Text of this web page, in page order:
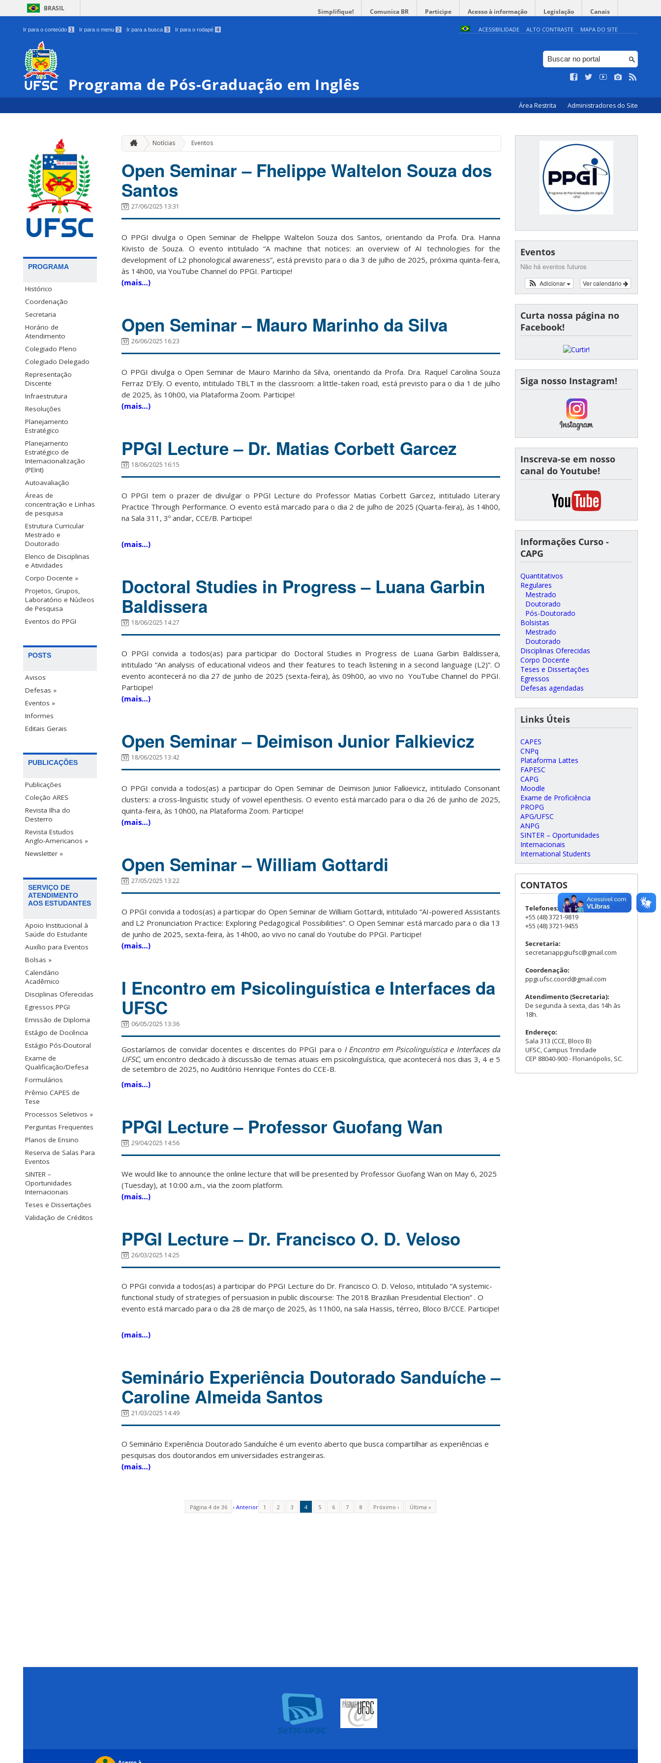
BRASIL Simplifique! Comunica BR Participe Acesso à informação Legislação Canais
Ir para o conteúdo 1 Ir para o menu 2 Ir para a busca 3 Ir para o rodapé 4 ACESSIBILIDADE ALTO CONTRASTE MAPA DO SITE
Programa de Pós-Graduação em Inglês
Área Restrita Administradores do Site
PROGRAMA
Histórico
Coordenação
Secretaria
Horário de
Atendimento
Colegiado Pleno
Colegiado Delegado
Representação
Discente
Infraestrutura
Resoluções
Planejamento
Estratégico
Planejamento
Estratégico de
Internacionalização
(PEInt)
Autoavaliação
Áreas de
concentração e Linhas
de pesquisa
Estrutura Curricular
Mestrado e
Doutorado
Elenco de Disciplinas
e Atividades
Corpo Docente »
Projetos, Grupos,
Laboratório e Núcleos
de Pesquisa
Eventos do PPGI
POSTS
Avisos
Defesas »
Eventos »
Informes
Editais Gerais
PUBLICAÇÕES
Publicações
Coleção ARES
Revista Ilha do
Desterro
Revista Estudos
Anglo-Americanos »
Newsletter »
SERVIÇO DE
ATENDIMENTO
AOS ESTUDANTES
Apoio Institucional à
Saúde do Estudante
Auxílio para Eventos
Bolsas »
Calendário
Acadêmico
Disciplinas Oferecidas
Egressos PPGI
Emissão de Diploma
Estágio de Docência
Estágio Pós-Doutoral
Exame de
Qualificação/Defesa
Formulários
Prêmio CAPES de
Tese
Processos Seletivos »
Perguntas Frequentes
Planos de Ensino
Reserva de Salas Para
Eventos
SINTER –
Oportunidades
Internacionais
Teses e Dissertações
Validação de Créditos
Notícias Eventos
Open Seminar – Fhelippe Waltelon Souza dos
Santos
27/06/2025 13:31
O PPGI divulga o Open Seminar de Fhelippe Waltelon Souza dos Santos, orientando da Profa. Dra. Hanna
Kivisto de Souza. O evento intitulado “A machine that notices: an overview of AI technologies for the
development of L2 phonological awareness”, está previsto para o dia 3 de julho de 2025, próxima quinta-feira,
às 14h00, via YouTube Channel do PPGI. Participe!
(mais…)
Open Seminar – Mauro Marinho da Silva
26/06/2025 16:23
O PPGI divulga o Open Seminar de Mauro Marinho da Silva, orientando da Profa. Dra. Raquel Carolina Souza
Ferraz D’Ely. O evento, intitulado TBLT in the classroom: a little-taken road, está previsto para o dia 1 de julho
de 2025, às 10h00, via Plataforma Zoom. Participe!
(mais…)
PPGI Lecture – Dr. Matias Corbett Garcez
18/06/2025 16:15
O PPGI tem o prazer de divulgar o PPGI Lecture do Professor Matias Corbett Garcez, intitulado Literary
Practice Through Performance. O evento está marcado para o dia 2 de julho de 2025 (Quarta-feira), às 14h00,
na Sala 311, 3º andar, CCE/B. Participe!
(mais…)
Doctoral Studies in Progress – Luana Garbin
Baldissera
18/06/2025 14:27
O PPGI convida a todos(as) para participar do Doctoral Studies in Progress de Luana Garbin Baldissera,
intitulado “An analysis of educational videos and their features to teach listening in a second language (L2)”. O
evento acontecerá no dia 27 de junho de 2025 (sexta-feira), às 09h00, ao vivo no YouTube Channel do PPGI.
Participe!
(mais…)
Open Seminar – Deimison Junior Falkievicz
18/06/2025 13:42
O PPGI convida a todos(as) a participar do Open Seminar de Deimison Junior Falkievicz, intitulado Consonant
clusters: a cross-linguistic study of vowel epenthesis. O evento está marcado para o dia 26 de junho de 2025,
quinta-feira, às 10h00, na Plataforma Zoom. Participe!
(mais…)
Open Seminar – William Gottardi
27/05/2025 13:22
O PPGI convida a todos(as) a participar do Open Seminar de William Gottardi, intitulado “AI-powered Assistants
and L2 Pronunciation Practice: Exploring Pedagogical Possibilities”. O Open Seminar está marcado para o dia 13
de junho de 2025, sexta-feira, às 14h00, ao vivo no canal do Youtube do PPGI. Participe!
(mais…)
I Encontro em Psicolinguística e Interfaces da
UFSC
06/05/2025 13:36
Gostaríamos de convidar docentes e discentes do PPGI para o I Encontro em Psicolinguística e Interfaces da
UFSC, um encontro dedicado à discussão de temas atuais em psicolinguística, que acontecerá nos dias 3, 4 e 5
de setembro de 2025, no Auditório Henrique Fontes do CCE-B.
(mais…)
PPGI Lecture – Professor Guofang Wan
29/04/2025 14:56
We would like to announce the online lecture that will be presented by Professor Guofang Wan on May 6, 2025
(Tuesday), at 10:00 a.m., via the zoom platform.
(mais…)
PPGI Lecture – Dr. Francisco O. D. Veloso
26/03/2025 14:25
O PPGI convida a todos(as) a participar do PPGI Lecture do Dr. Francisco O. D. Veloso, intitulado “A systemic-
functional study of strategies of persuasion in public discourse: The 2018 Brazilian Presidential Election” . O
evento está marcado para o dia 28 de março de 2025, às 11h00, na sala Hassis, térreo, Bloco B/CCE. Participe!
(mais…)
Seminário Experiência Doutorado Sanduíche –
Caroline Almeida Santos
21/03/2025 14:49
O Seminário Experiência Doutorado Sanduíche é um evento aberto que busca compartilhar as experiências e
pesquisas dos doutorandos em universidades estrangeiras.
(mais…)
Página 4 de 36 ‹ Anterior 1 2 3 4 5 6 7 8 Próximo › Última »
Eventos
Não há eventos futuros
Ver calendário
Adicionar
Curta nossa página no
Facebook!
Siga nosso Instagram!
Inscreva-se em nosso
canal do Youtube!
Informações Curso -
CAPG
Quantitativos
Regulares
Mestrado
Doutorado
Pós-Doutorado
Bolsistas
Mestrado
Doutorado
Disciplinas Oferecidas
Corpo Docente
Teses e Dissertações
Egressos
Defesas agendadas
Links Úteis
CAPES
CNPq
Plataforma Lattes
FAPESC
CAPG
Moodle
Exame de Proficiência
PROPG
APG/UFSC
ANPG
SINTER – Oportunidades
Internacionais
International Students
CONTATOS
Telefones:
+55 (48) 3721-9819
+55 (48) 3721-9455
Secretaria:
secretariappgiufsc@gmail.com
Coordenação:
ppgi.ufsc.coord@gmail.com
Atendimento (Secretaria):
De segunda à sexta, das 14h às
18h.
Endereço:
Sala 313 (CCE, Bloco B)
UFSC, Campus Trindade
CEP 88040-900 - Florianópolis, SC.